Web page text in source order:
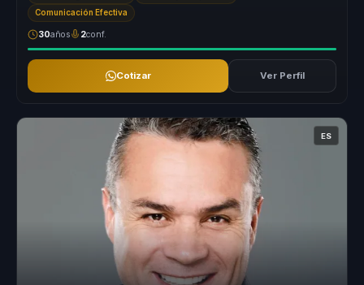
Comunicación Efectiva
30años 2conf.
Cotizar Ver Perfil
ES